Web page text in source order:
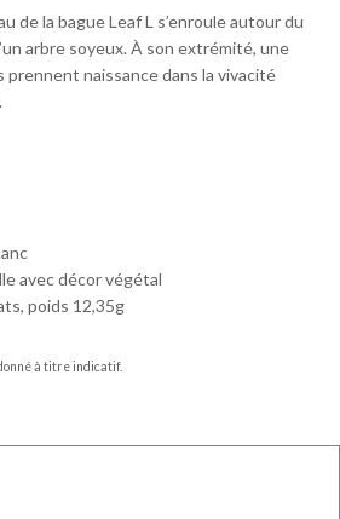
de la bague Leaf L s’enroule autour du
arbre soyeux. À son extrémité, une
naissance dans la vivacité
avec décor végétal
poids 12,35g
à titre indicatif.